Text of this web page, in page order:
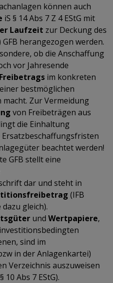
können auch
iS § 14 Abs 7 Z 4 EStG mit
Laufzeit zur Deckung des
herangezogen werden.
ob die Anschaffung
vor Jahresende
im konkreten
bestmöglichen
macht. Zur Vermeidung
von Freibeträgen aus
die Einhaltung
Ersatzbeschaffungsfristen
beachtet werden!
GFB stellt eine
dar und steht in
(IFB
dazu gleich).
und Wertpapiere,
sind im
in der Anlagenkartei)
Verzeichnis auszuweisen
Abs 7 EStG).